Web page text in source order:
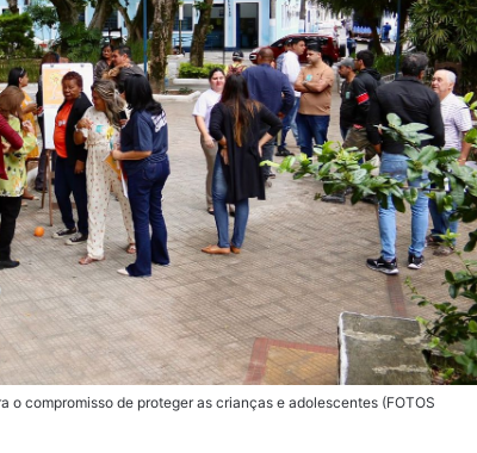
compromisso de proteger as crianças e adolescentes (FOTOS